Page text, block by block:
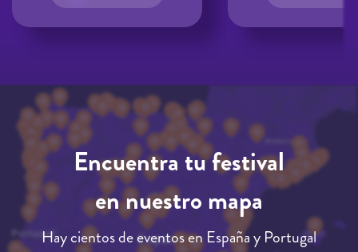
Encuentra tu festival
en nuestro mapa
Hay cientos de eventos en España y Portugal